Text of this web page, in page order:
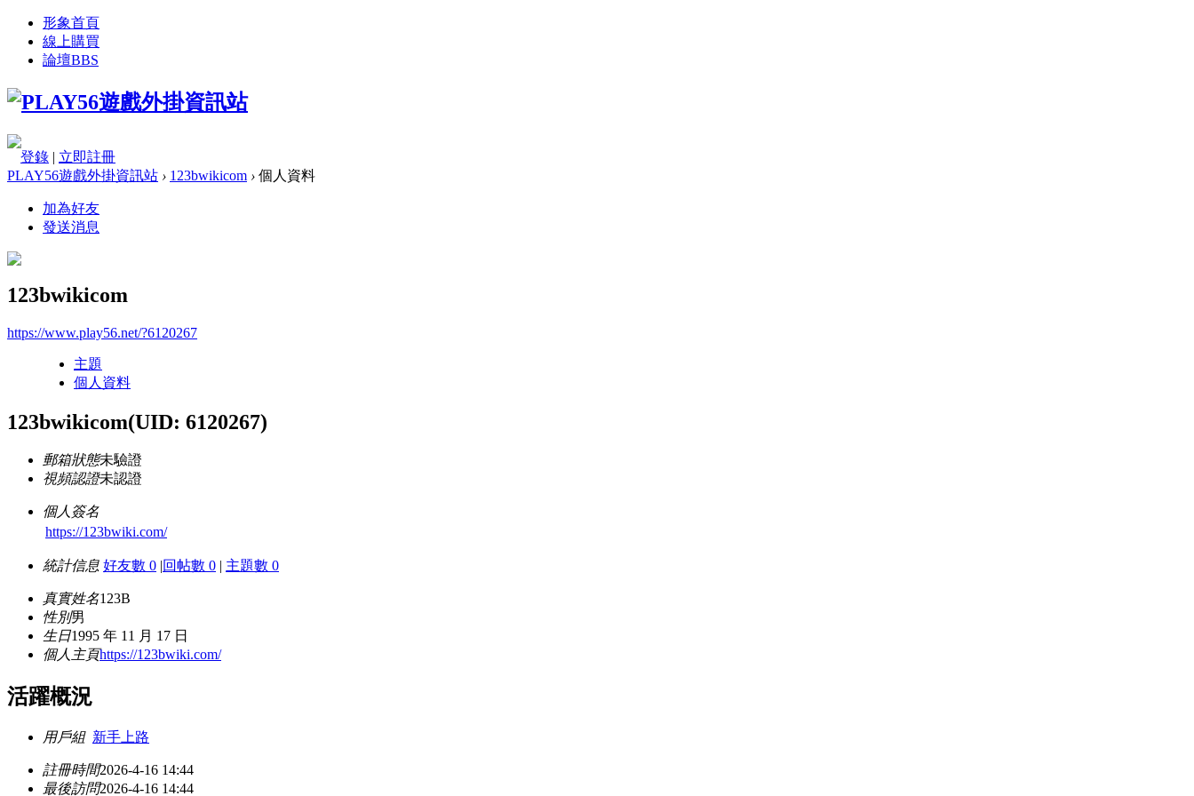
形象首頁
線上購買
論壇BBS
登錄 | 立即註冊
PLAY56遊戲外掛資訊站 › 123bwikicom › 個人資料
加為好友
發送消息
123bwikicom
https://www.play56.net/?6120267
主題
個人資料
123bwikicom(UID: 6120267)
郵箱狀態未驗證
視頻認證未認證
個人簽名
https://123bwiki.com/
統計信息 好友數 0 |回帖數 0 | 主題數 0
真實姓名123B
性別男
生日1995 年 11 月 17 日
個人主頁https://123bwiki.com/
活躍概況
用戶組 新手上路
註冊時間2026-4-16 14:44
最後訪問2026-4-16 14:44